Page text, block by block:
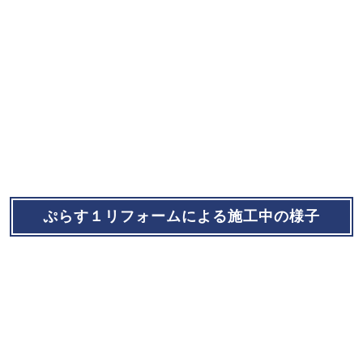
ぷらす１リフォームによる施工中の様子